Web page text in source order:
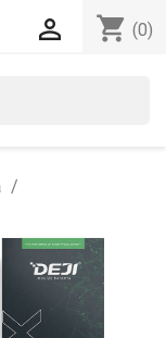
shopping_cart (0)
